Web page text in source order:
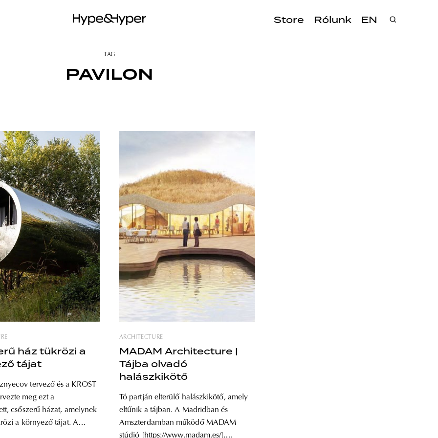
Store Rólunk EN
TAG
PAVILON
ház tükrözi a
tájat
tervező és a KROST
meg ezt a
csőszerű házat, amelynek
a környező tájat. A
ARCHITECTURE
MADAM Architecture |
Tájba olvadó
halászkikötő
Tó partján elterülő halászkikötő, amely
eltűnik a tájban. A Madridban és
Amszterdamban működő MADAM
stúdió [https://www.madam.es/],